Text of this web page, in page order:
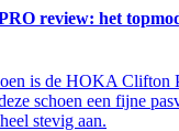
review: het
is de HOKA Clifton
schoen een fijne
stevig aan.